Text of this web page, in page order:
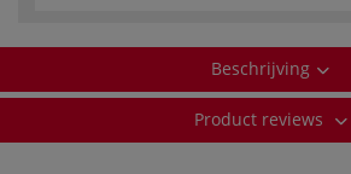
Beschrijving
Product reviews